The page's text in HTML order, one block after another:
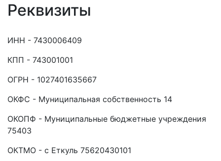
Реквизиты
ИНН - 7430006409
КПП - 743001001
ОГРН - 1027401635667
ОКФС - Муниципальная собственность 14
ОКОПФ - Муниципальные бюджетные учреждения
75403
ОКТМО - с Еткуль 75620430101